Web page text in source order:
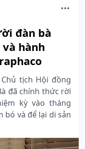
đàn bà
hành
tịch Hội đồng
đã chính thức rời
kỳ vào tháng
bó và để lại di sản